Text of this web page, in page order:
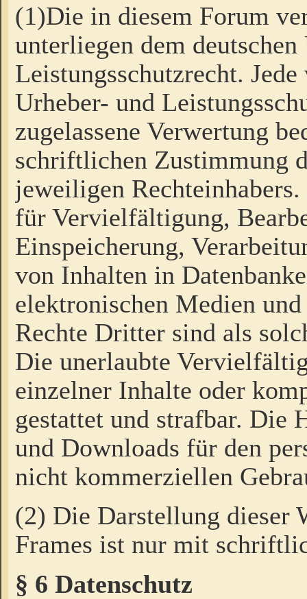
(1)Die in diesem Forum
unterliegen dem
Leistungsschutzrecht.
Urheber- und
zugelassene Verwertung
schriftlichen Zustimmung
jeweiligen
für Vervielfältigung,
Einspeicherung,
von Inhalten in
elektronischen Medien
Rechte Dritter sind als
Die unerlaubte
einzelner Inhalte oder
gestattet und strafbar. Die
und Downloads für den
nicht kommerziellen
(2) Die Darstellung dieser
Frames ist nur mit
§ 6 Datenschutz